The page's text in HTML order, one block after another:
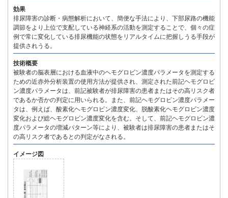
効果
排尿障害の診断・病態解析において、簡便な手法により、下部尿路の機能
調節をより上位で支配している神経系の活動を測定することで、個々の症
例で常に変化している排尿機能の状態をリアルタイムに把握しうる手段が
提供されうる。
技術概要
被験者の脳表層における血液中のヘモグロビン濃度パラメータを測定する
ための近赤外分析装置の使用方法が提供され、測定された前記ヘモグロビ
ン濃度パラメータは、前記被験者が排尿障害の患者またはその高リスク者
であるか否かの判定に用いられる。また、前記ヘモグロビン濃度パラメー
タは、例えば、酸素化ヘモグロビン濃度変化、脱酸素化ヘモグロビン濃度
変化および総ヘモグロビン濃度変化を含む。そして、前記ヘモグロビン濃
度パラメータの増減パターン等により、被験者は排尿障害の患者またはそ
の高リスク者であるとの判定がなされる。
イメージ図